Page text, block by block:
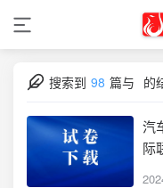
搜索到 98 篇与 的
汽
际